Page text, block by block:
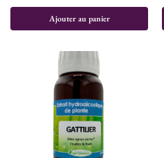
Ajouter au panier